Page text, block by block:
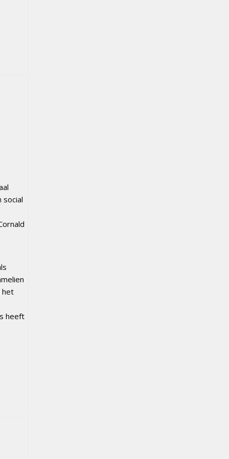
social
het
heeft